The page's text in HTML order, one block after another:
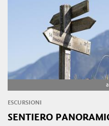
ESCURSIONI
SENTIERO